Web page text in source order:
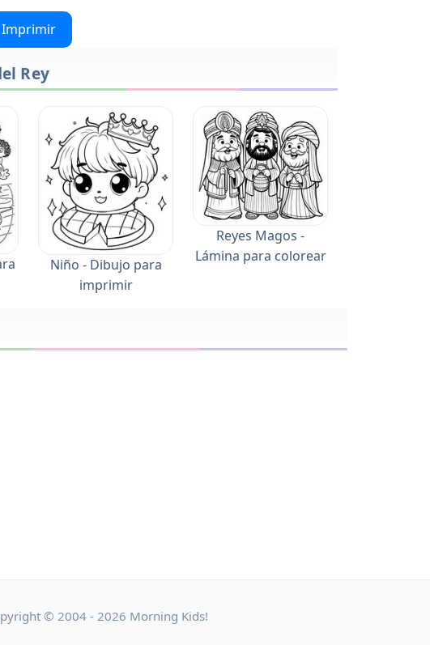
Imprimir
Rey
Niño - Dibujo para
imprimir
Reyes Magos -
Lámina para colorear
© 2004 - 2026 Morning Kids!